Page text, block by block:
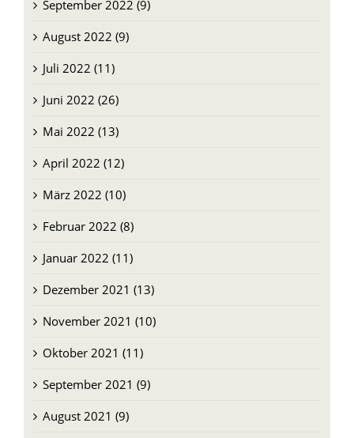
September 2022 (9)
August 2022 (9)
Juli 2022 (11)
Juni 2022 (26)
Mai 2022 (13)
April 2022 (12)
März 2022 (10)
Februar 2022 (8)
Januar 2022 (11)
Dezember 2021 (13)
November 2021 (10)
Oktober 2021 (11)
September 2021 (9)
August 2021 (9)